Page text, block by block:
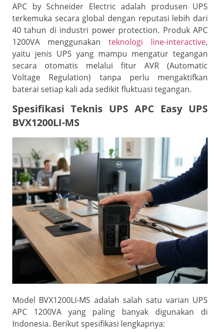
APC by Schneider Electric adalah produsen UPS
terkemuka secara global dengan reputasi lebih dari
40 tahun di industri power protection. Produk APC
1200VA menggunakan teknologi line-interactive,
yaitu jenis UPS yang mampu mengatur tegangan
secara otomatis melalui fitur AVR (Automatic
Voltage Regulation) tanpa perlu mengaktifkan
baterai setiap kali ada sedikit fluktuasi tegangan.
Spesifikasi Teknis UPS APC Easy UPS
BVX1200LI-MS
Model BVX1200LI-MS adalah salah satu varian UPS
APC 1200VA yang paling banyak digunakan di
Indonesia. Berikut spesifikasi lengkapnya: